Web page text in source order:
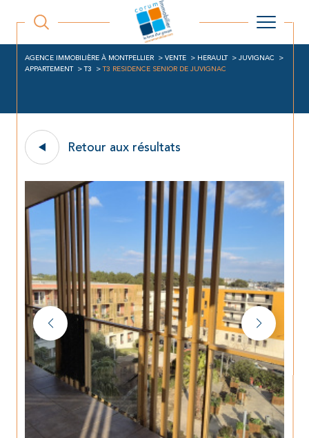
AGENCE IMMOBILIÈRE À MONTPELLIER VENTE HERAULT
JUVIGNAC
APPARTEMENT
T3 T3 RESIDENCE SENIOR DE JUVIGNAC
Retour aux résultats